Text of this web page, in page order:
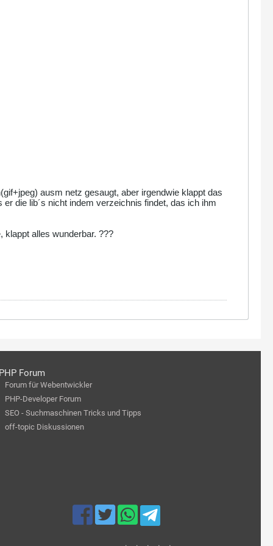
ausm netz gesaugt, aber irgendwie klappt das
die lib´s nicht indem verzeichnis findet, das ich ihm
klappt alles wunderbar. ???
Forum
Forum für Webentwickler
PHP-Developer Forum
SEO - Suchmaschinen Tricks und Tipps
off-topic Diskussionen